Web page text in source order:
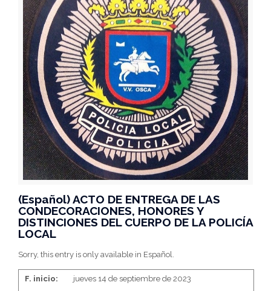
(Español) ACTO DE ENTREGA DE LAS
CONDECORACIONES, HONORES Y
DISTINCIONES DEL CUERPO DE LA POLICÍA
LOCAL
Sorry, this entry is only available in Español.
F. inicio:
jueves 14 de septiembre de 2023